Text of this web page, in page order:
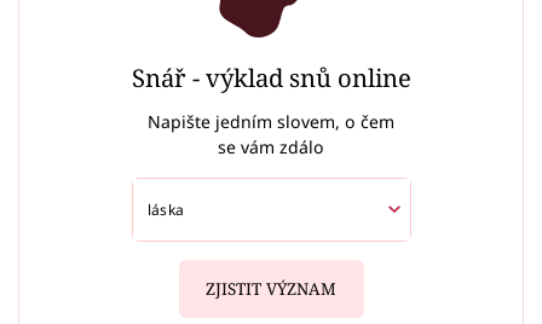
Snář - výklad snů online
Napište jedním slovem, o čem
se vám zdálo
ZJISTIT VÝZNAM